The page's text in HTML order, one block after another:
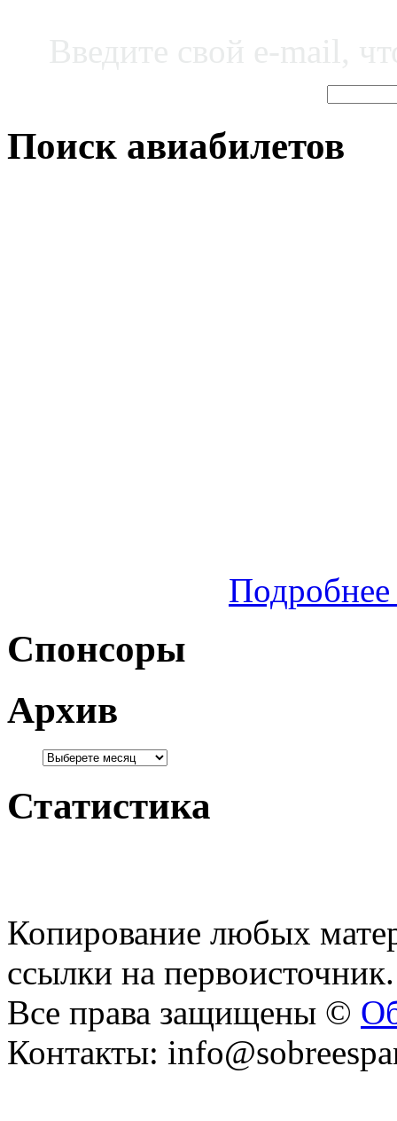
Поиск авиабилетов
Спонсоры
Архив
Статистика
Копирование любых
ссылки на первоисточник.
Все права защищены ©
Контакты: